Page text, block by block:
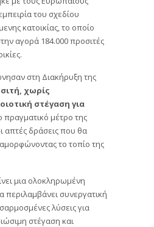
του σχεδίου
κατοικίας, το οποίο
αγορά 184.000 προσιτές
στη Διακήρυξη της
χωρίς
στέγαση για
πραγματικό μέτρο της
απτές δράσεις που θα
το τοπίο της
μια ολοκληρωμένη
περιλαμβάνει συνεργατική
λύσεις για
στέγαση και